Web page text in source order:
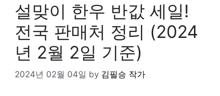
설맞이 한우 반값 세일!
전국 판매처 정리 (2024
년 2월 2일 기준)
2024년 02월 04일 by 김필승 작가